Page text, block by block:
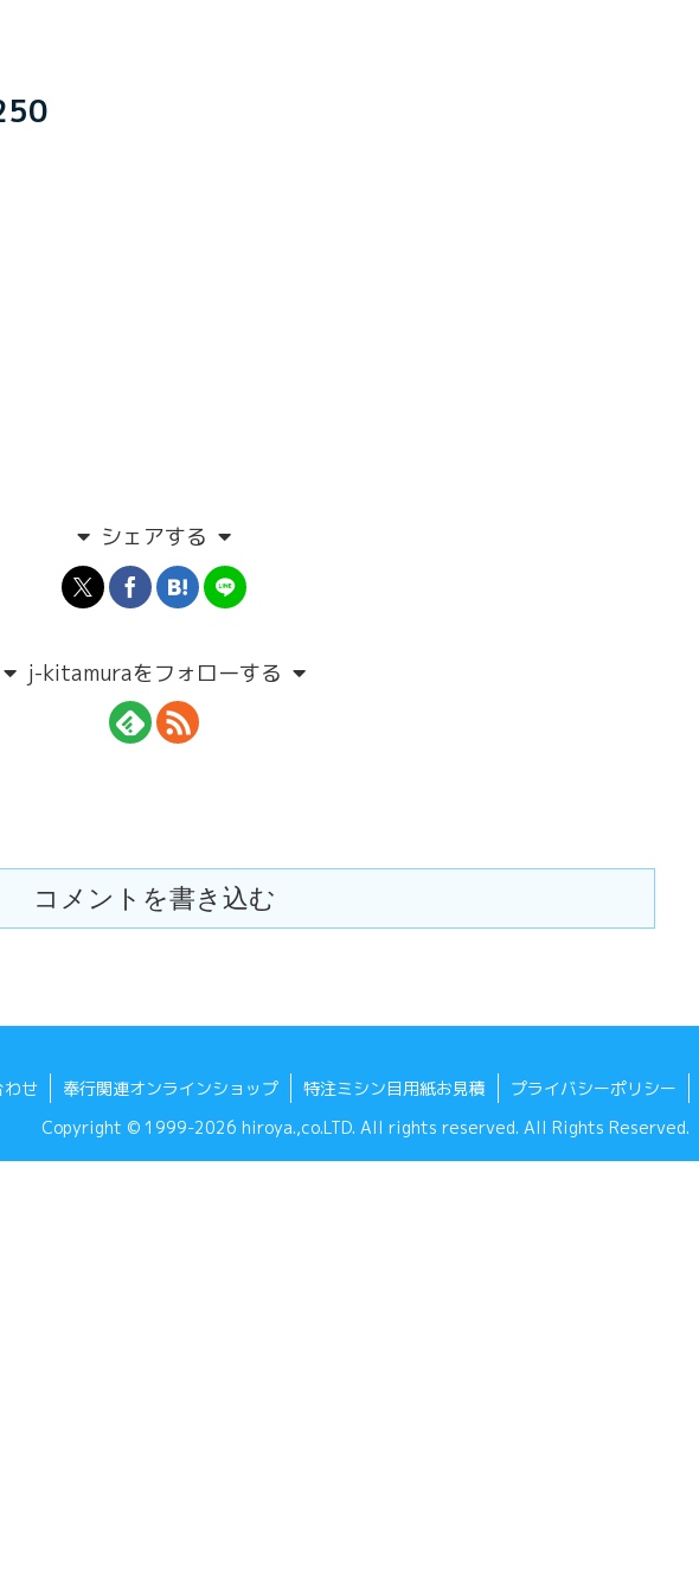
シェアする
j-kitamuraをフォローする
コメントを書き込む
わせ 奉行関連オンラインショップ 特注ミシン目用紙お見積
プライバシーポリシー
Copyright © 1999-2026 hiroya.,co.LTD. All rights reserved. All Rights Reserved.